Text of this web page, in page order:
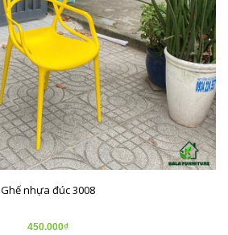
Ghế nhựa đúc 3008
450.000₫